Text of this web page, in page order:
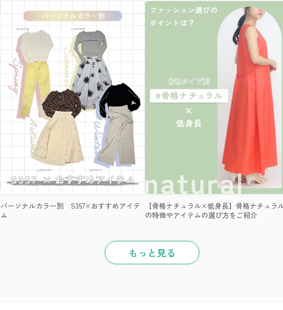
パーソナルカラー別 S357×おすすめアイテ
ム
【骨格ナチュラル×低身長】骨格ナチュラ
の特徴やアイテムの選び方をご紹介
もっと見る